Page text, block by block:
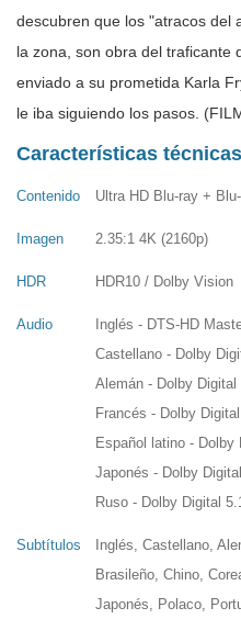
descubren que los "atracos del
la zona, son obra del traficante
enviado a su prometida Karla
le iba siguiendo los pasos.
Características técnicas
Contenido Ultra HD Blu-ray +
Imagen 2.35:1 4K (2160p)
HDR HDR10 / Dolby Vision
Audio
Inglés - DTS-HD
Castellano - Dolby
Alemán - Dolby Digital
Francés - Dolby
Español latino - Dolby
Japonés - Dolby
Ruso - Dolby Digital
Subtítulos
Inglés, Castellano,
Brasileño, Chino,
Japonés, Polaco,